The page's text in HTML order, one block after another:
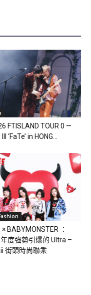
FTISLAND TOUR 0 —
‘FaTe’ in HONG...
× BABYMONSTER ：
度強勢引爆的 Ultra –
街頭時尚聯乘